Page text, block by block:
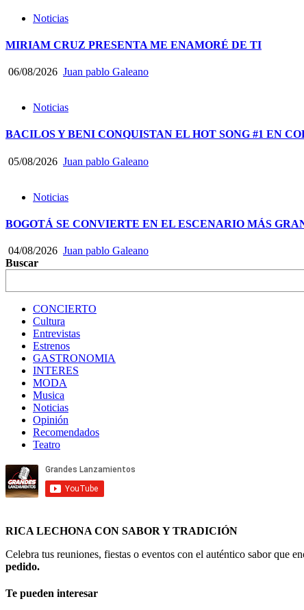
Noticias
MIRIAM CRUZ PRESENTA ME ENAMORÉ DE TI
06/08/2026 Juan pablo Galeano
Noticias
BACILOS Y BENI CONQUISTAN EL HOT SONG #1 EN
05/08/2026 Juan pablo Galeano
Noticias
BOGOTÁ SE CONVIERTE EN EL ESCENARIO MÁS
04/08/2026 Juan pablo Galeano
Buscar
CONCIERTO
Cultura
Entrevistas
Estrenos
GASTRONOMIA
INTERES
MODA
Musica
Noticias
Opinión
Recomendados
Teatro
RICA LECHONA CON SABOR Y TRADICIÓN
Celebra tus reuniones, fiestas o eventos con el auténtico sabor que
pedido.
Te pueden interesar